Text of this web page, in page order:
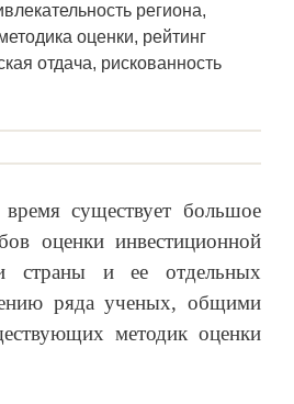
региона,
оценки, рейтинг
отдача, рискованность
существует большое
оценки инвестиционной
страны и ее отдельных
ряда ученых, общими
методик оценки